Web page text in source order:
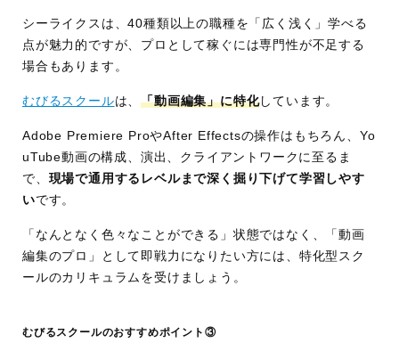
シーライクスは、40種類以上の職種を「広く浅く」学べる
点が魅力的ですが、プロとして稼ぐには専門性が不足する
場合もあります。
むびるスクールは、「動画編集」に特化しています。
Adobe Premiere ProやAfter Effectsの操作はもちろん、Yo
uTube動画の構成、演出、クライアントワークに至るま
で、 現場で通用するレベルまで深く掘り下げて学習しやす
いです。
「なんとなく色々なことができる」状態ではなく、「動画
編集のプロ」として即戦力になりたい方には、特化型スク
ールのカリキュラムを受けましょう。
むびるスクールのおすすめポイント③